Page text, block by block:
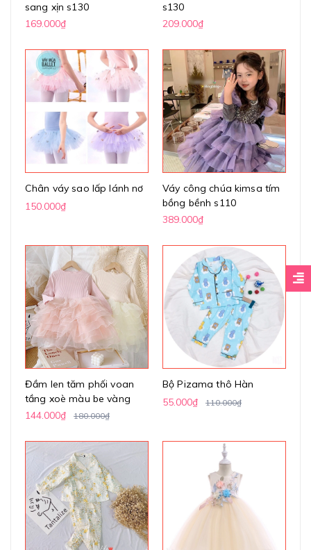
sang xịn s130
169.000₫
s130
209.000₫
Chân váy sao lấp lánh nơ
150.000₫
Váy công chúa kimsa tím
bồng bềnh s110
389.000₫
Đầm len tăm phối voan
tầng xoè màu be vàng
144.000₫
180.000₫
Bộ Pizama thô Hàn
55.000₫
110.000₫